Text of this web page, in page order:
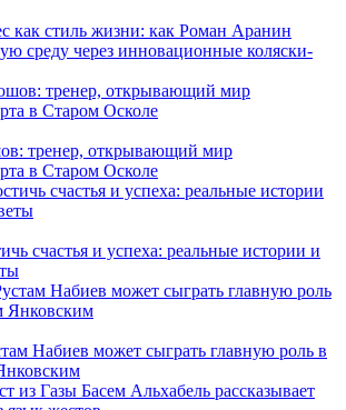
как стиль жизни: как Роман Аранин
среду через инновационные коляски-
тренер, открывающий мир
в Старом Осколе
счастья и успеха: реальные истории и
Набиев может сыграть главную роль в